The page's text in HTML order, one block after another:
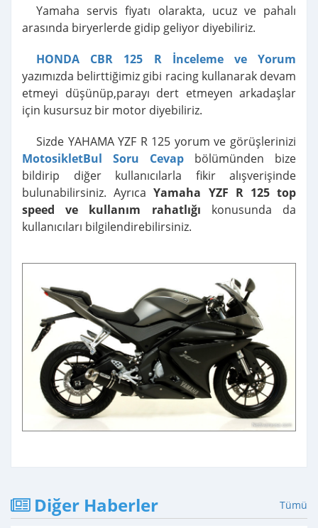
Yamaha servis fiyatı olarakta, ucuz ve pahalı
arasında biryerlerde gidip geliyor diyebiliriz.
HONDA CBR 125 R İnceleme ve Yorum
yazımızda belirttiğimiz gibi racing kullanarak devam
etmeyi düşünüp,parayı dert etmeyen arkadaşlar
için kusursuz bir motor diyebiliriz.
Sizde YAHAMA YZF R 125 yorum ve görüşlerinizi
MotosikletBul Soru Cevap bölümünden bize
bildirip diğer kullanıcılarla fikir alışverişinde
bulunabilirsiniz. AyrıcaYamaha YZF R 125 top
speed ve kullanım rahatlığı konusunda da
kullanıcıları bilgilendirebilirsiniz.
Diğer Haberler Tümü